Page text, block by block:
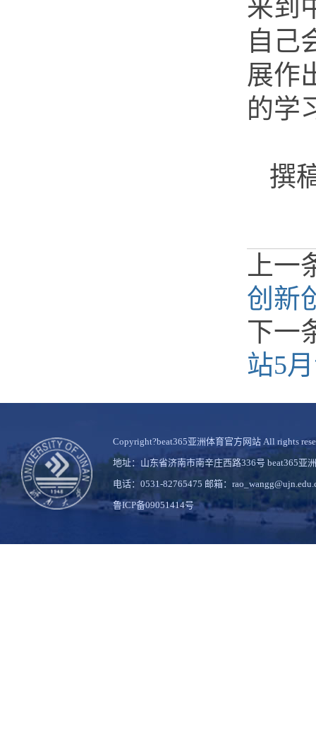
来到
自己
展作
的学
撰
上一
创新
下一
站5
Copyright?beat365亚洲体育官方网站 All rights
地址：山东省济南市南辛庄西路336号 beat365亚
电话：0531-82765475 邮箱：
鲁ICP备09051414号